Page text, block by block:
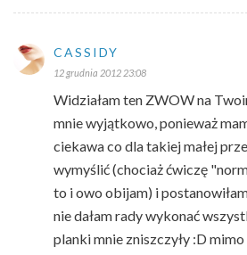
CASSIDY
12 grudnia 2012 23:08
Widziałam ten ZWOW na
mnie wyjątkowo, ponieważ
ciekawa co dla takiej małej
wymyślić (chociaż ćwiczę
to i owo obijam) i
nie dałam rady wykonać
planki mnie zniszczyły :D